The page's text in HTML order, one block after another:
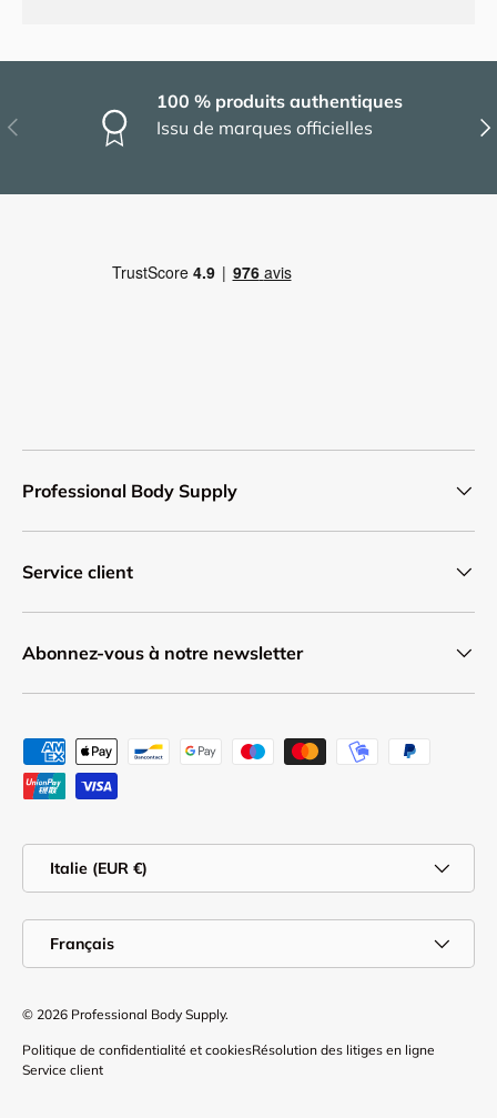
Précédent
100 % produits authentiques
Issu de marques officielles
Professional Body Supply
Service client
Abonnez-vous à notre newsletter
Moyens de paiement acceptés
Italie (EUR €)
Français
© 2026 Professional Body Supply.
Politique de confidentialité et cookiesRésolution des litiges en ligne
Service client